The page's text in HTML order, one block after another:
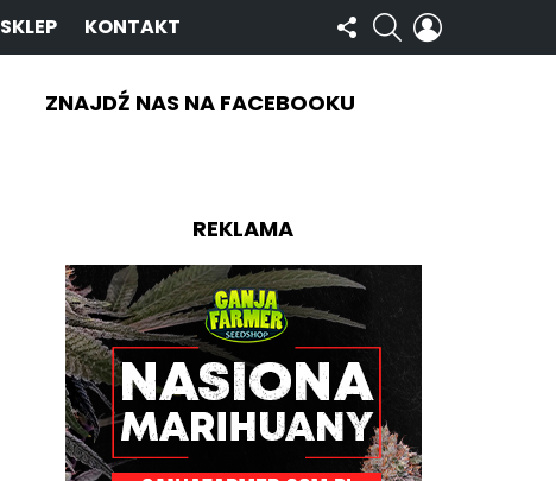
SKLEP KONTAKT
OBSERWUJ
NAS
SZUKAJ
ZNAJDŹ NAS NA FACEBOOKU
REKLAMA